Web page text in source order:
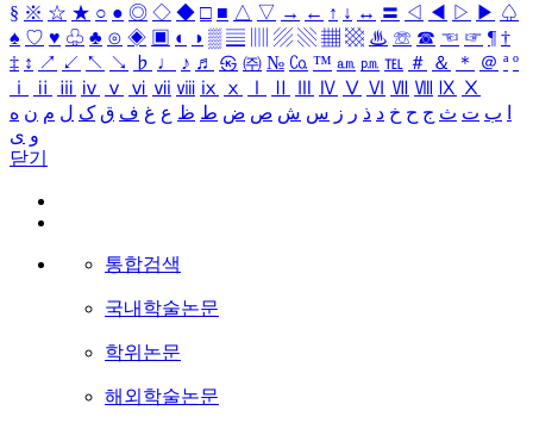
§ ※ ☆ ★ ○ ● ◎ ◇ ◆ □ ■ △ ▽ → ← ↑ ↓ ↔ 〓 ◁ ◀ ▷ ▶ ♤
♠ ♡ ♥ ♧ ♣ ⊙ ◈ ▣ ◐ ◑ ▒ ▤ ▨ ▧ ▦ ▩ ♨ ☏ ☎ ☜ ☞ ¶ †
‡ ↕ ↗ ↙ ↖ ↘ ♭ ♩ ♪ ♬ ㉿ ㈜ № ㏇ ™ ㏂ ㏘ ℡ ＃ ＆ ＊ ＠ ª º
ⅰ
ⅱ ⅲ ⅳ ⅴ ⅵ ⅶ ⅷ ⅸ ⅹ Ⅳ Ⅴ Ⅵ Ⅶ Ⅷ Ⅸ Ⅹ
ب ت ث ج ح خ د ذ ر ز س ش ص ض ط ظ ع غ ف ق ک ل م ن ه
و ی
닫기
통합검색
국내학술논문
학위논문
해외학술논문